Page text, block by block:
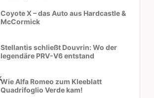
Coyote X – das Auto aus Hardcastle &
McCormick
Stellantis schließt Douvrin: Wo der
legendäre PRV-V6 entstand
Wie Alfa Romeo zum Kleeblatt
Quadrifoglio Verde kam!